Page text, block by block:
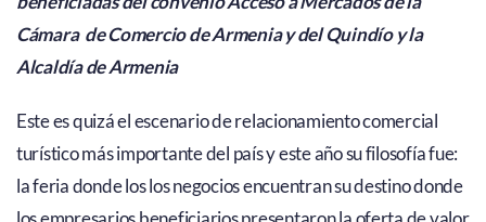
Cámara de Comercio de Armenia y del Quindío y la
Alcaldía de Armenia
Este es quizá el escenario de relacionamiento comercial
turístico más importante del país y este año su filosofía fue:
la feria donde los los negocios encuentran su destino donde